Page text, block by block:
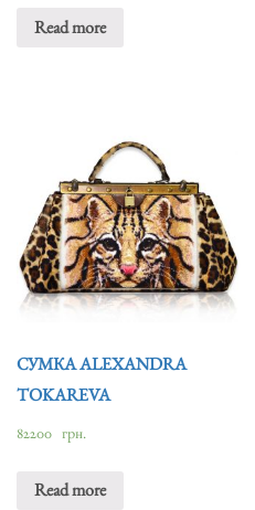
Read more
СУМКА ALEXANDRA
TOKAREVA
82200 грн.
Read more